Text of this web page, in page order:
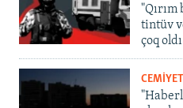
tintüv
çoq oldı
CEMİYET